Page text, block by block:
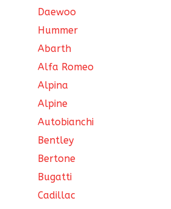
Daewoo
Hummer
Abarth
Alfa Romeo
Alpina
Alpine
Autobianchi
Bentley
Bertone
Bugatti
Cadillac